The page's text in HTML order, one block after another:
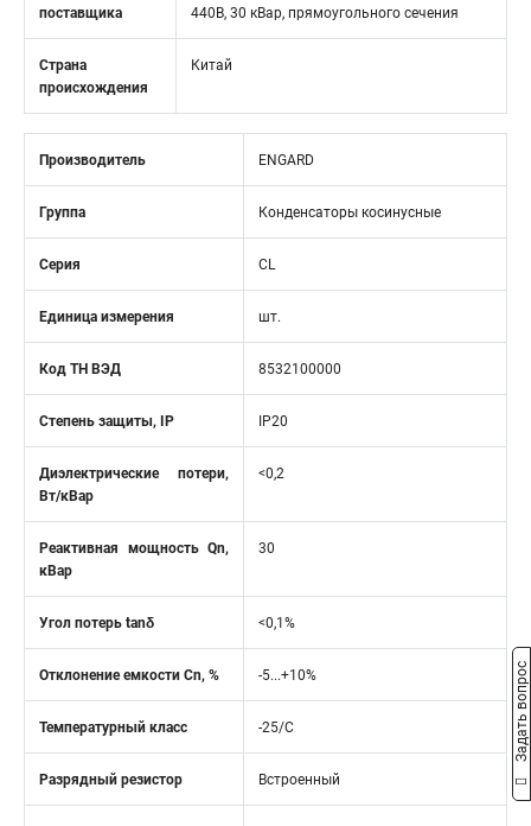
поставщика
440В, 30 кВар, прямоугольного сечения
Страна
происхождения
Китай
Производитель ENGARD
Группа Конденсаторы косинусные
Серия CL
Единица измерения шт.
Код ТН ВЭД 8532100000
Степень защиты, IP IP20
Диэлектрические потери,
Вт/кВар
<0,2
Реактивная мощность Qn,
кВар
30
Угол потерь tanδ <0,1%
Отклонение емкости Cn, % -5...+10%
Температурный класс -25/С
Разрядный резистор Встроенный
Задать вопрос